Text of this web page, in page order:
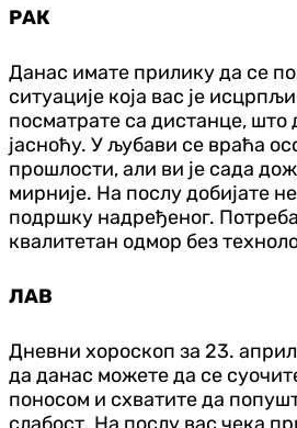
РАК
Данас имате прилику да се
ситуације која вас је
посматрате са дистанце, што
јасноћу. У љубави се враћа
прошлости, али ви је сада
мирније. На послу добијате
подршку надређеног.
квалитетан одмор без
ЛАВ
Дневни хороскоп за 23.
да данас можете да се
поносом и схватите да